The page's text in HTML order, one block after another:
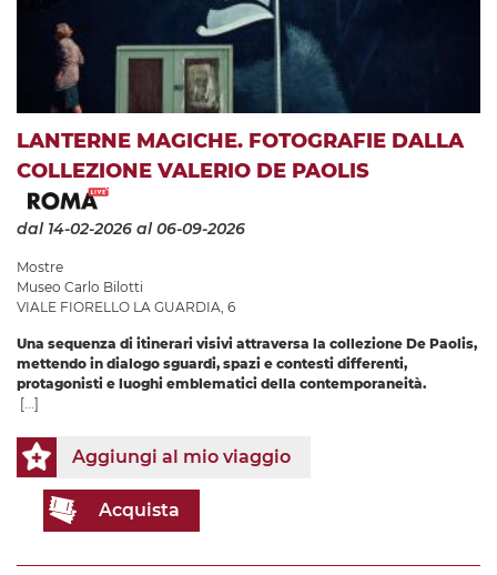
LANTERNE MAGICHE. FOTOGRAFIE DALLA
COLLEZIONE VALERIO DE PAOLIS
dal 14-02-2026 al 06-09-2026
Mostre
Museo Carlo Bilotti
VIALE FIORELLO LA GUARDIA, 6
Una sequenza di itinerari visivi attraversa la collezione De Paolis,
mettendo in dialogo sguardi, spazi e contesti differenti,
protagonisti e luoghi emblematici della contemporaneità.
[...]
Aggiungi al mio viaggio
Acquista